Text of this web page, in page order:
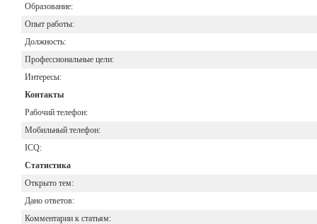
Образование:
Опыт работы:
Должность:
Профессиональные цели:
Интересы:
Контакты
Рабочий телефон:
Мобильный телефон:
ICQ:
Статистика
Открыто тем:
Дано ответов:
Комментарии к статьям: